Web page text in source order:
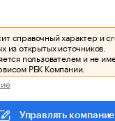
справочный характер и
из открытых источников.
пользователем и не
РБК Компании.
Управлять